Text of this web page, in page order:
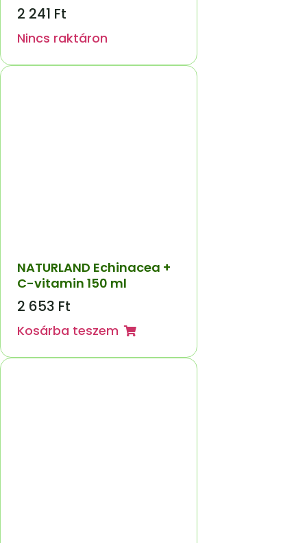
2 241 Ft
Nincs raktáron
NATURLAND Echinacea +
C-vitamin 150 ml
2 653 Ft
Kosárba teszem